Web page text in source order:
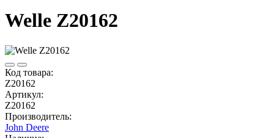
Welle Z20162
Код товара:
Z20162
Артикул:
Z20162
Производитель:
John Deere